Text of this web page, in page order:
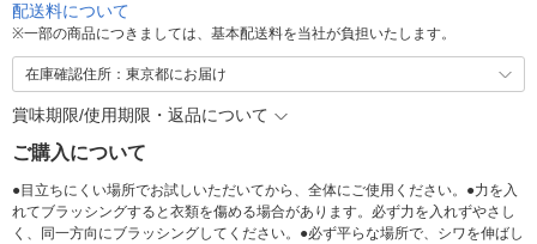
配送料について
※一部の商品につきましては、基本配送料を当社が負担いたします。
在庫確認住所：東京都にお届け
賞味期限/使用期限・返品について
ご購入について
●目立ちにくい場所でお試しいただいてから、全体にご使用ください。●力を入
れてブラッシングすると衣類を傷める場合があります。必ず力を入れずやさし
く、同一方向にブラッシングしてください。●必ず平らな場所で、シワを伸ばし